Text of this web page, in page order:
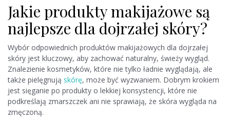
Jakie produkty makijażowe są
najlepsze dla dojrzałej skóry?
Wybór odpowiednich produktów makijażowych dla dojrzałej
skóry jest kluczowy, aby zachować naturalny, świeży wygląd.
Znalezienie kosmetyków, które nie tylko ładnie wyglądają, ale
także pielęgnują skórę, może być wyzwaniem. Dobrym krokiem
jest sięganie po produkty o lekkiej konsystencji, które nie
podkreślają zmarszczek ani nie sprawiają, że skóra wygląda na
zmęczoną.